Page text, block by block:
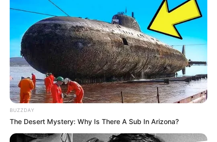
Helikopter w ogniu 22 maja Włosiz kolei za
Amazonumogą składać już zamówienia na
tamtejsze edycje 4K z animacją „Wonder Park” (premiera
września
) oraz filmem „Mia i biały lew” (premiera2 maja).
Swoją zapowiedź wydania 4K UHD filmem „Mia i biały lew
otrzymali też
Francuzi, ale jak na razie Amazon.fr nie
uruchomił jeszcze możliwości składania zamówień na
wydanie, które w tym kraju również ma debiutować2 maja.
BUZZDAY
The Desert Mystery: Why Is There A Sub In Arizona?